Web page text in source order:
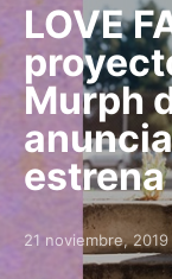
LOVE
Murph
Posted on
21 noviembre, 2019